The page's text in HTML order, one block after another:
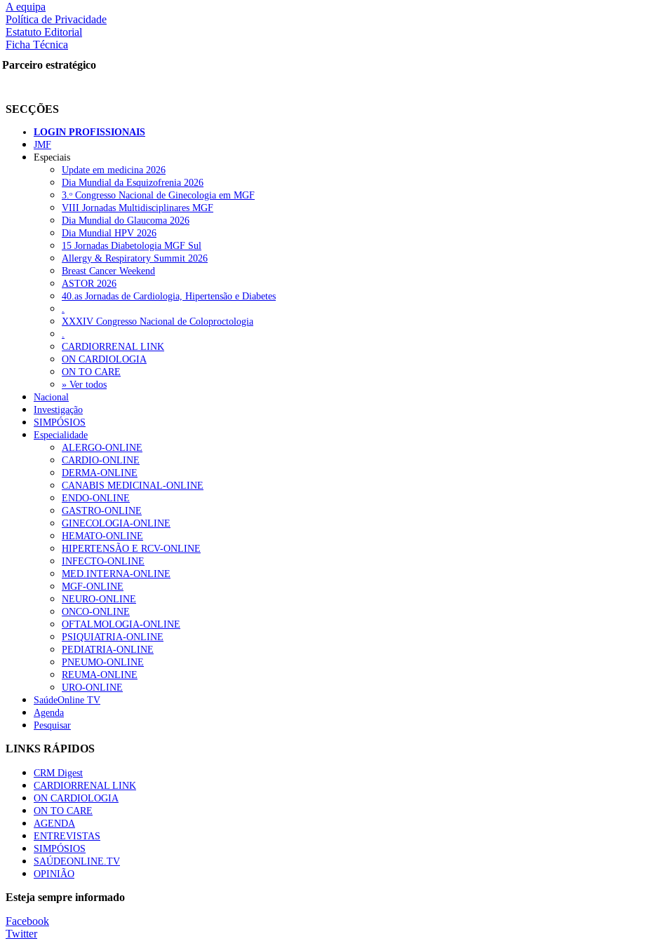
nas redes sociais:
RECENTES
Sindicato diz que nova carreira de médicos dentistas reforça estabilidade no SNS
Mais de 400 utentes beneficiaram de comparticipação reforçada para tratamentos de infertilidade na Madeira
Sindicato acusa ULS São João de negar direitos de parentalidade aos médicos
Sindicato critica exclusão dos técnicos na criação de novo curso de emergência pré-hospitalar
Plataforma criada por estudantes apoia famílias após diagnóstico de demência
MAIS LIDAS
Enfermagem Forense. “Da urgência ao tribunal, cada gesto conta e cada profissional faz a diferença”
202 visualizações
Alguns milhares de utentes podem ficar sem médico de família com nova regras do registo, alerta associação
175 visualizações
Quase quatro em cada dez doentes com enfarte apresentavam níveis elevados de Lp(a), revela estudo
86 visualizações
“Os programas de rastreio do cancro do pulmão são custo-efetivos e representam um investimento sustentável para os sistemas de saúde”
66 visualizações
Trodelvy aprovado para primeira linha no cancro da mama triplo negativo metastático em doentes não elegíveis para inibidores PD-(L)1
Especialistas defendem mais potássio na alimentação para ajudar a controlar a hipertensão
57 visualizações
MAIS NOTÍCIAS
6 Ago, 2026
A equipa
Política de Privacidade
Estatuto Editorial
Ficha Técnica
Parceiro estratégico
SECÇÕES
LOGIN PROFISSIONAIS
JMF
Especiais
Update em medicina 2026
Dia Mundial da Esquizofrenia 2026
3.ᵒ Congresso Nacional de Ginecologia em MGF
VIII Jornadas Multidisciplinares MGF
Dia Mundial do Glaucoma 2026
Dia Mundial HPV 2026
15 Jornadas Diabetologia MGF Sul
Allergy & Respiratory Summit 2026
Breast Cancer Weekend
ASTOR 2026
40.as Jornadas de Cardiologia, Hipertensão e Diabetes
.
XXXIV Congresso Nacional de Coloproctologia
.
CARDIORRENAL LINK
ON CARDIOLOGIA
ON TO CARE
» Ver todos
Nacional
Investigação
SIMPÓSIOS
Especialidade
ALERGO-ONLINE
CARDIO-ONLINE
DERMA-ONLINE
CANABIS MEDICINAL-ONLINE
ENDO-ONLINE
GASTRO-ONLINE
GINECOLOGIA-ONLINE
HEMATO-ONLINE
HIPERTENSÃO E RCV-ONLINE
INFECTO-ONLINE
MED.INTERNA-ONLINE
MGF-ONLINE
NEURO-ONLINE
ONCO-ONLINE
OFTALMOLOGIA-ONLINE
PSIQUIATRIA-ONLINE
PEDIATRIA-ONLINE
PNEUMO-ONLINE
REUMA-ONLINE
URO-ONLINE
SaúdeOnline TV
Agenda
Pesquisar
LINKS RÁPIDOS
CRM Digest
CARDIORRENAL LINK
ON CARDIOLOGIA
ON TO CARE
AGENDA
ENTREVISTAS
SIMPÓSIOS
SAÚDEONLINE.TV
OPINIÃO
Esteja sempre informado
Facebook
Twitter